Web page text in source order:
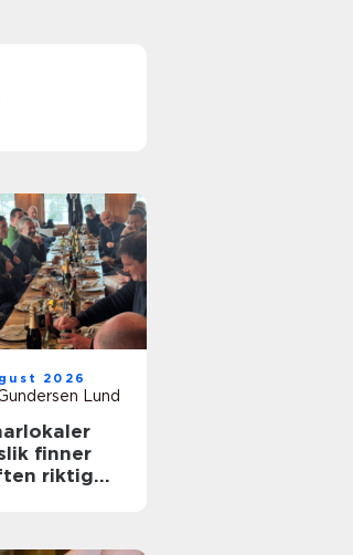
2026
Lund
finner
riktig